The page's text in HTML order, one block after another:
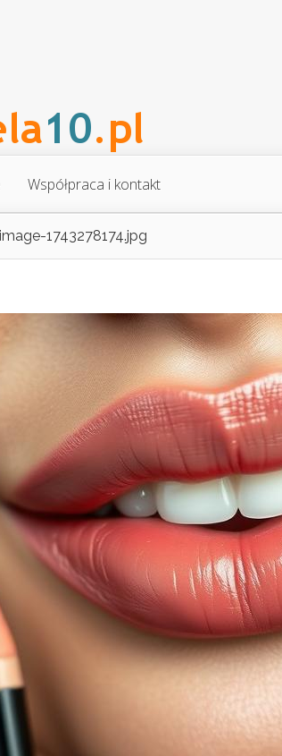
Współpraca i kontakt
image-1743278174.jpg